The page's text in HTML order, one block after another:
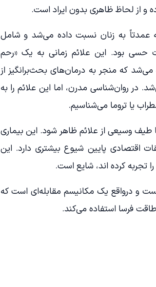
و از لحاظ ظاهری بدون ایراد است.
عمدتاً به زنان نسبت داده می‌شد و شامل
حسی بود. این علائم زمانی به یک «رحم
که منجر به درمان‌های بحث‌برانگیز از
در روان‌شناسی مدرن، اما این علائم را به
یا تروما می‌شناسیم.
طیف وسیعی از علائم ظاهر شود. این بیماری
اقتصادی پایین شیوع بیشتری دارد. این
کرده اند، شایع است.
و درواقع یک مکانیسم مقابله‌ای است که
فرسا استفاده می‌کند.